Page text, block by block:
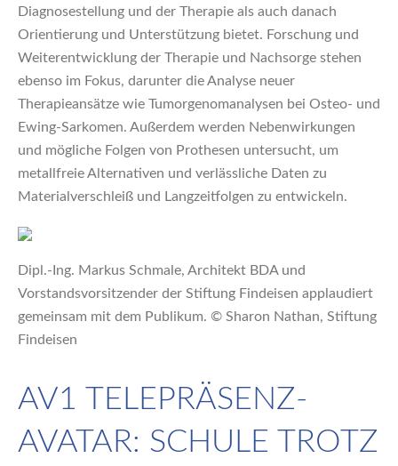
Diagnosestellung und der Therapie als auch danach
Orientierung und Unterstützung bietet. Forschung und
Weiterentwicklung der Therapie und Nachsorge stehen
ebenso im Fokus, darunter die Analyse neuer
Therapieansätze wie Tumorgenomanalysen bei Osteo- und
Ewing-Sarkomen. Außerdem werden Nebenwirkungen
und mögliche Folgen von Prothesen untersucht, um
metallfreie Alternativen und verlässliche Daten zu
Materialverschleiß und Langzeitfolgen zu entwickeln.
Dipl.-Ing. Markus Schmale, Architekt BDA und
Vorstandsvorsitzender der Stiftung Findeisen applaudiert
gemeinsam mit dem Publikum. © Sharon Nathan, Stiftung
Findeisen
AV1 TELEPRÄSENZ-
AVATAR: SCHULE TROTZ